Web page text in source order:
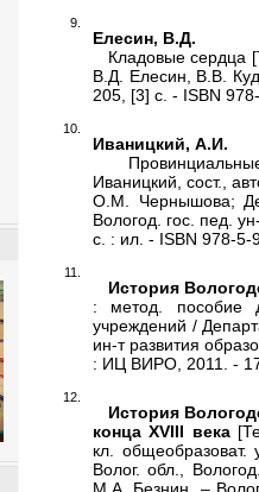
Елесин, В.Д.
Кладовые сердца
В.Д. Елесин, В.В.
205, [3] с. - ISBN
Иваницкий, А.И.
Иваницкий, сост.,
О.М. Чернышова;
Вологод. гос. пед.
с. : ил. - ISBN 978-5-
История
: метод. пособие
учреждений /
ин-т развития
: ИЦ ВИРО, 2011. -
История
конца XVIII века
кл. общеобразоват.
Волог. обл.,
М.А. Безнин. –